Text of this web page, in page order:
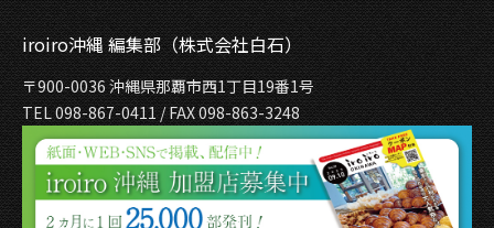
iroiro沖縄 編集部（株式会社白石）
〒900-0036 沖縄県那覇市西1丁目19番1号
TEL 098-867-0411 / FAX 098-863-3248